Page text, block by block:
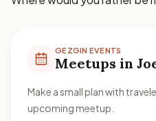
GEZGIN EVENTS
Meetups in
Make a small plan with
upcoming meetup.